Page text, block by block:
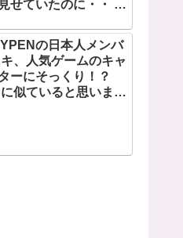
せていたのに・・ 一
測
の日本人メンバ
、人気ゲームのキャ
ーにそっくり！？
に似ていると思いま
的な視点で自分を見